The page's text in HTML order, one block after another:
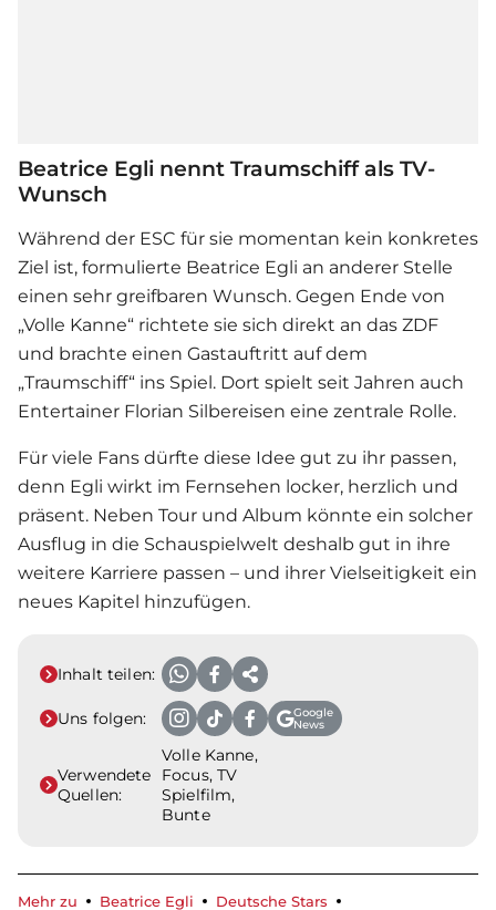
Beatrice Egli nennt Traumschiff als TV-
Wunsch
Während der ESC für sie momentan kein konkretes
Ziel ist, formulierte Beatrice Egli an anderer Stelle
einen sehr greifbaren Wunsch. Gegen Ende von
„Volle Kanne“ richtete sie sich direkt an das ZDF
und brachte einen Gastauftritt auf dem
„Traumschiff“ ins Spiel. Dort spielt seit Jahren auch
Entertainer Florian Silbereisen eine zentrale Rolle.
Für viele Fans dürfte diese Idee gut zu ihr passen,
denn Egli wirkt im Fernsehen locker, herzlich und
präsent. Neben Tour und Album könnte ein solcher
Ausflug in die Schauspielwelt deshalb gut in ihre
weitere Karriere passen – und ihrer Vielseitigkeit ein
neues Kapitel hinzufügen.
Inhalt teilen:
Uns folgen:
Google
News
Verwendete
Quellen:
Volle Kanne,
Focus, TV
Spielfilm,
Bunte
Mehr zu Beatrice Egli Deutsche Stars